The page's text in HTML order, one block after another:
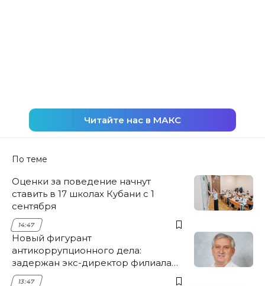
Читайте нас в МАКС
По теме
Оценки за поведение начнут
ставить в 17 школах Кубани с 1
сентября
14:47
Новый фигурант
антикоррупционного дела:
задержан экс-директор филиала
НЭСК Крымска
13:47